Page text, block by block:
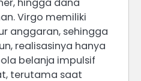
Virgo memiliki
anggaran, sehingga
realisasinya hanya
belanja impulsif
terutama saat